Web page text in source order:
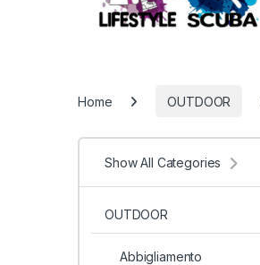
Home OUTDOOR
Show All Categories
OUTDOOR
Abbigliamento